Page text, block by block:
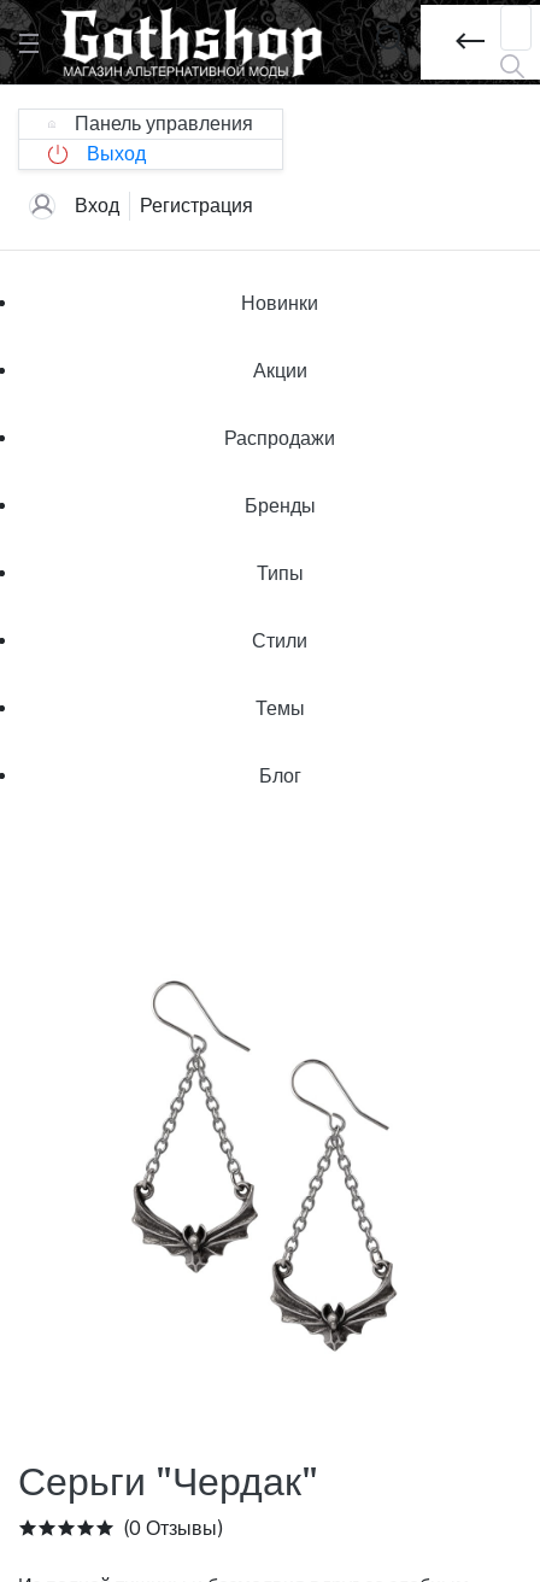
Панель управления
Выход
Вход Регистрация
Новинки
Акции
Распродажи
Бренды
Типы
Стили
Темы
Блог
Серьги "Чердак"
(0 Отзывы)